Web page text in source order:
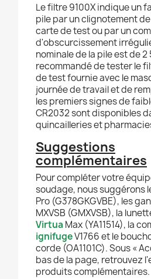
Le filtre 9100X indique un
pile par un clignotement
carte de test ou par un
d'obscurcissement
nominale de la pile est de
recommandé de tester le
de test fournie avec le
journée de travail et de
les premiers signes de
CR2032 sont disponibles
quincailleries et
Suggestions
complémentaires
Pour compléter votre
soudage, nous suggérons
Pro (G378GKGVBE), les
MXVSB (GMXVSB), la
Virtua Max (YA11514), la
ignifugeV1766 et le
corde (OA1101C). Sous «
bas de la page, retrouvez
produits complémentaires.